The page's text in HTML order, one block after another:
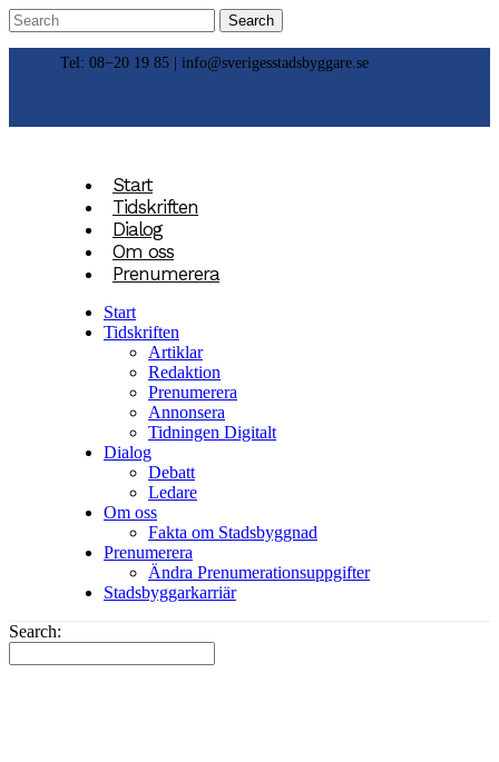
Tel: 08−20 19 85 | info@sverigesstadsbyggare.se
Start
Tidskriften
Dialog
Om oss
Prenumerera
Start
Tidskriften
Artiklar
Redaktion
Prenumerera
Annonsera
Tidningen Digitalt
Dialog
Debatt
Ledare
Om oss
Fakta om Stadsbyggnad
Prenumerera
Ändra Prenumerationsuppgifter
Stadsbyggarkarriär
Search: